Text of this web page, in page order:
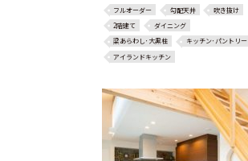
フルオーダー 勾配天井
吹き抜け
2階建て
ダイニング
梁あらわし･大黒柱
キッチン･パントリー
アイランドキッチン